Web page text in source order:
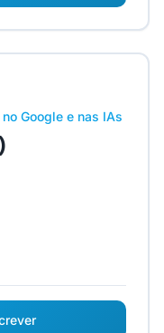
Google e nas IAs